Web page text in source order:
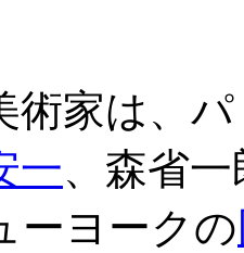
術家は、
一、森省
ーヨークの